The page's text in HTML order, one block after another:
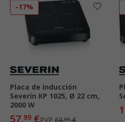
-17%
Placa de inducción
Severin KP 1025, Ø 22 cm,
2000 W
57,99 €PVP 69,99€